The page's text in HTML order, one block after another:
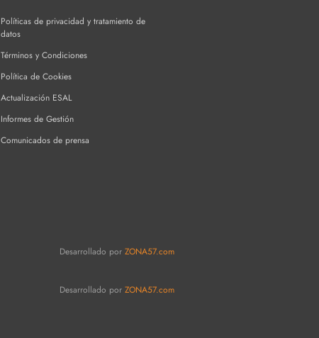
Políticas de privacidad y tratamiento de
datos
Términos y Condiciones
Política de Cookies
Actualización ESAL
Informes de Gestión
Comunicados de prensa
Desarrollado por ZONA57.com
Desarrollado por ZONA57.com